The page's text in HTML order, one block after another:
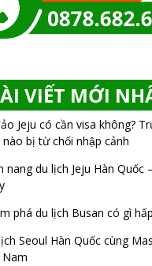
VIẾT MỚI
Jeju có cần visa không?
bị từ chối nhập cảnh
nang du lịch Jeju Hàn Quốc
phá du lịch Busan có gì
Seoul Hàn Quốc cùng
Nam